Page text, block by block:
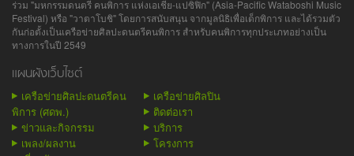
ร่วม "มหกรรมดนตรี คนพิการ แห่งเอเชีย-แปซิฟิก" (Asia-Pacific Wataboshi Music
Festival) หรือ "วาตาโบชิ" โดยการสนับสนุน จากมูลนิธิเพื่อเด็กพิการ และได้รวมตัว
กันก่อตั้งเป็นเครือข่ายศิลปะดนตรีคนพิการ สำหรับคนพิการทุกประเภทอย่างเป็น
ทางการในปี 2549
แผนผังเว็บไซต์
เครือข่ายศิลปะดนตรีคน
พิการ (ศดพ.)
เครือข่ายศิลปิน
ติดต่อเรา
ข่าวและกิจกรรม
บริการ
เพลง/ผลงาน
โครงการ